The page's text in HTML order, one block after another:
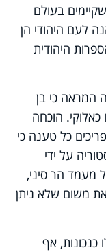
בעולם
לעם היהודי הן
היהודית
המראה כי בן
. הוכחה
כל טענה כי
על ידי
מעמד הר סיני,
משום שלא ניתן
כנכונות, אף